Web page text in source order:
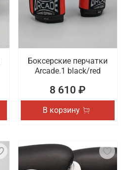
Боксерские перчатки
Arcade.1 black/red
8 610 ₽
В корзину